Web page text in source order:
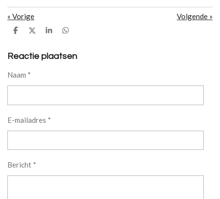
« Vorige Volgende »
D
e
D
l
S
r
D
e
Reactie plaatsen
Naam *
E-mailadres *
Bericht *